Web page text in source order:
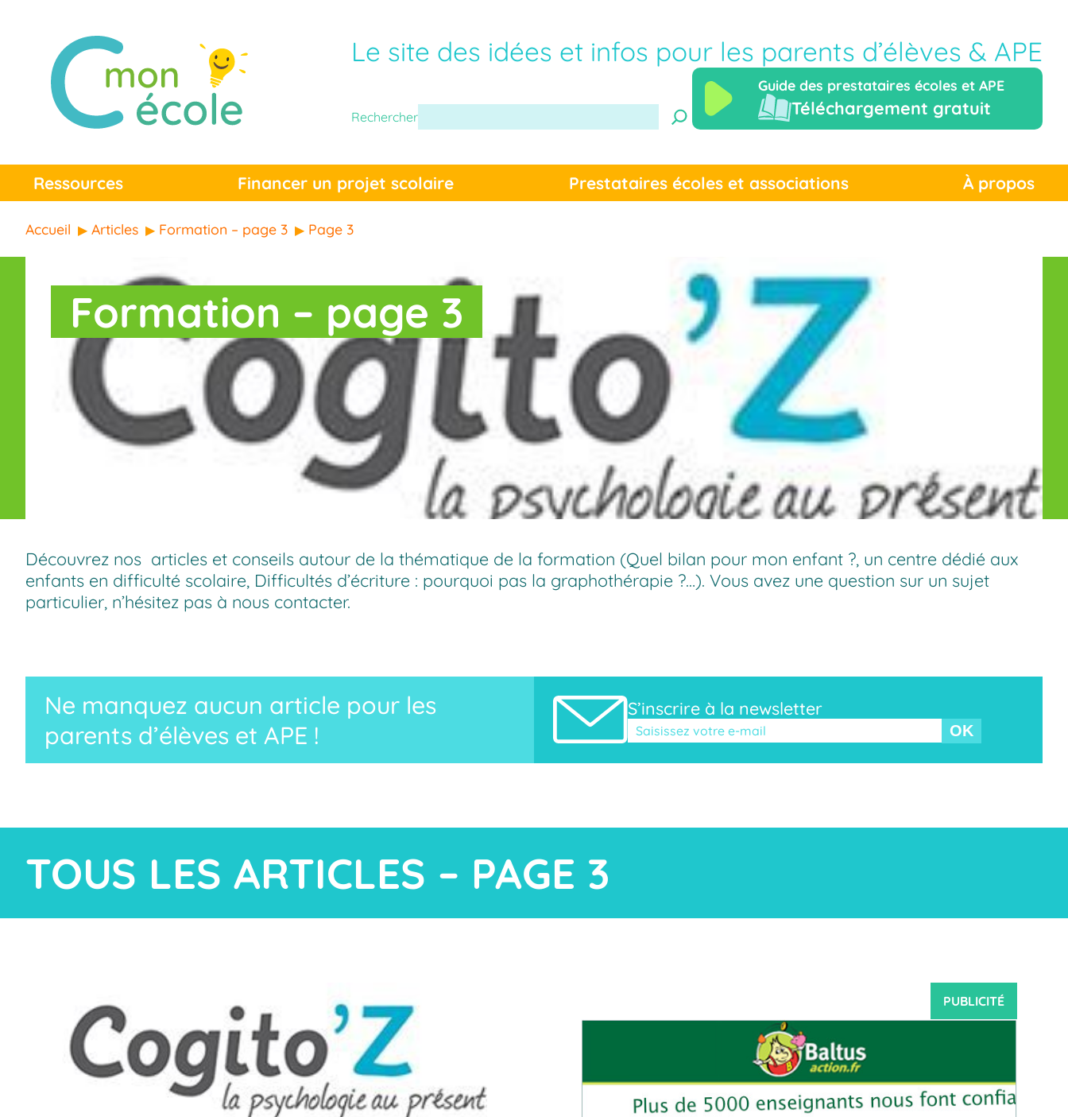
Le site des idées et infos pour les parents d’élèves & APE
Rechercher
Guide des prestataires écoles et APE
Téléchargement gratuit
Ressources Financer un projet scolaire Prestataires écoles et associations À propos
Accueil Articles Formation – page 3 Page 3
Formation – page 3
Découvrez nos articles et conseils autour de la thématique de la formation (Quel bilan pour mon enfant ?, un centre dédié aux
enfants en difficulté scolaire, Difficultés d’écriture : pourquoi pas la graphothérapie ?…). Vous avez une question sur un sujet
particulier, n’hésitez pas à nous contacter.
Ne manquez aucun article pour les
parents d’élèves et APE !
S’inscrire à la newsletter
TOUS LES ARTICLES – PAGE 3
PUBLICITÉ